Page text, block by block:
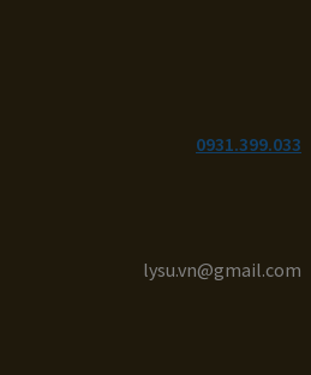
0931.399.033
lysu.vn@gmail.com